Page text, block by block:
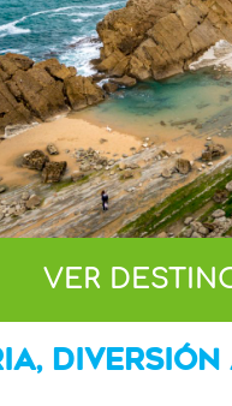
VER
DIVERSIÓN